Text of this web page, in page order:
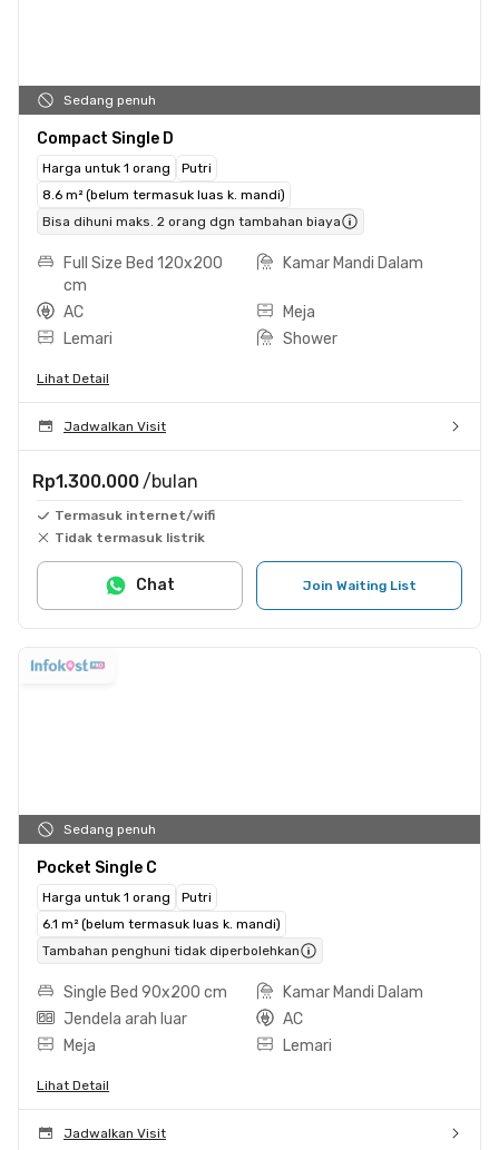
Sedang penuh
Compact Single D
Harga untuk 1 orang
Putri
8.6 m² (belum termasuk luas k. mandi)
Bisa dihuni maks. 2 orang dgn tambahan biaya
Full Size Bed 120x200
cm
Kamar Mandi Dalam
AC
Meja
Lemari
Shower
Lihat Detail
Jadwalkan Visit
Rp1.300.000 /bulan
Termasuk internet/wifi
Tidak termasuk listrik
Join Waiting List
Chat
Sedang penuh
Pocket Single C
Harga untuk 1 orang
Putri
6.1 m² (belum termasuk luas k. mandi)
Tambahan penghuni tidak diperbolehkan
Single Bed 90x200 cm
Kamar Mandi Dalam
Jendela arah luar
AC
Meja
Lemari
Lihat Detail
Jadwalkan Visit